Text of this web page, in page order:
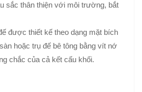
sắc thân thiện với môi trường, bắt
được thiết kế theo dạng mặt bích
hoặc trụ đế bê tông bằng vít nớ
chắc của cả kết cấu khối.